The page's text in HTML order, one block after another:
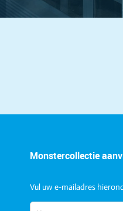
Monstercollectie
Vul uw e-mailadres